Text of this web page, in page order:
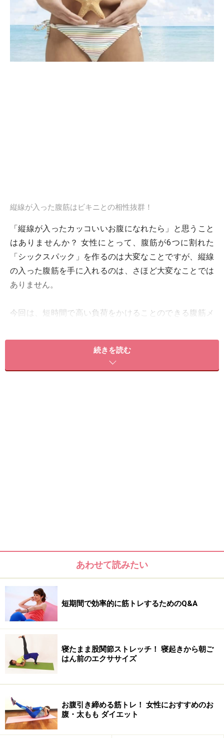
縦線が入った腹筋はビキニとの相性抜群！
「縦線が入ったカッコいいお腹になれたら」と思うこと
はありませんか？ 女性にとって、腹筋が6つに割れた
「シックスパック」を作るのは大変なことですが、縦線
の入った腹筋を手に入れるのは、さほど大変なことでは
ありません。
今回は、短時間で高い負荷をかけることのできる腹筋メ
下記の「ニートゥーチェスト」と「ヒップリフトスウィ
ング」という2つのトレーニングを毎日2週間継続する
と、腹筋に変化が表れるはずです。
腹筋の縦線の作り方1：腕立てふせ姿勢で足踏み「ニー
「ニートゥーチェスト」のポイントを動画でチェック！
腹筋の縦線の作り方2：お尻を左右に上げ下ろし「ヒッ
プリフトスウィング」
「ヒップリストスウィング」解説動画はこちら！
腹筋を鍛える「美姿勢」習慣もあわせてやりたい！
腹筋の縦線の作り方1：腕立てふせ姿勢で足
踏み「ニートゥーチェスト」
続きを読む
あわせて読みたい
短期間で効率的に筋トレするためのQ&A
寝たまま股関節ストレッチ！ 寝起きから朝ご
はん前のエクササイズ
お腹引き締める筋トレ！ 女性におすすめのお
腹・太もも ダイエット